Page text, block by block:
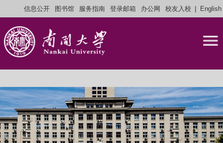
信息公开 图书馆 服务指南 登录邮箱 办公网 校友入校 | English